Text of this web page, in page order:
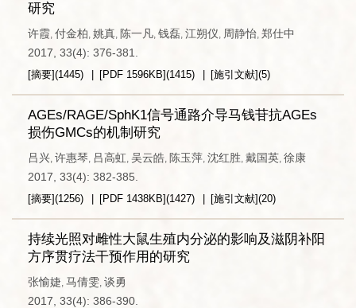
研究
许霞, 付金柏, 姚真, 陈一凡, 钱磊, 江朔仪, 周静怡, 郑仕中
2017, 33(4): 376-381.
[摘要](1445) [PDF 1596KB](1415) [施引文献](5)
AGEs/RAGE/SphK1信号通路介导马钱苷抗AGEs
损伤GMCs的机制研究
吕兴, 许惠琴, 吕高虹, 吴云皓, 陈玉萍, 沈红胜, 戴国英, 徐康
2017, 33(4): 382-385.
[摘要](1256) [PDF 1438KB](1427) [施引文献](20)
持续光照对雌性大鼠生殖内分泌的影响及滋阴补阳
方序贯疗法干预作用的研究
张愉婕, 马倩雯, 谈勇
2017, 33(4): 386-390.